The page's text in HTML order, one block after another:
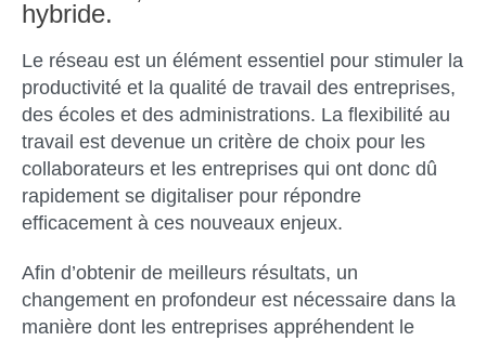
hybride.
Le réseau est un élément essentiel pour stimuler la
productivité et la qualité de travail des entreprises,
des écoles et des administrations. La flexibilité au
travail est devenue un critère de choix pour les
collaborateurs et les entreprises qui ont donc dû
rapidement se digitaliser pour répondre
efficacement à ces nouveaux enjeux.
Afin d’obtenir de meilleurs résultats, un
changement en profondeur est nécessaire dans la
manière dont les entreprises appréhendent le